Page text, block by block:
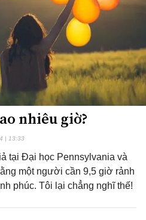
nhiêu giờ?
| 13:33
tại Đại học Pennsylvania và
một người cần 9,5 giờ rảnh
phúc. Tôi lại chẳng nghĩ thế!